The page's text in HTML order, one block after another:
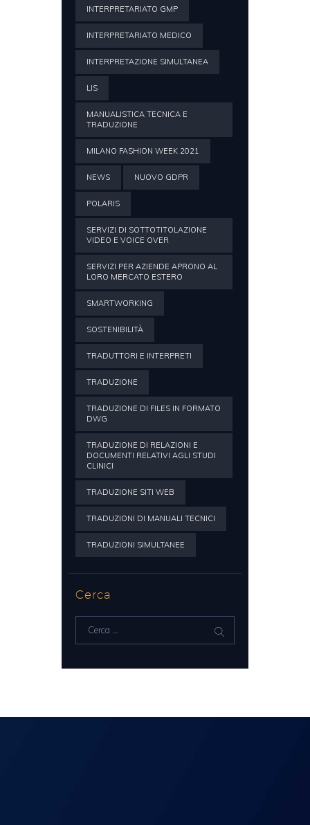
INTERPRETARIATO GMP
INTERPRETARIATO MEDICO
INTERPRETAZIONE SIMULTANEA
LIS
MANUALISTICA TECNICA E
TRADUZIONE
MILANO FASHION WEEK 2021
NEWS NUOVO GDPR
POLARIS
SERVIZI DI SOTTOTITOLAZIONE
VIDEO E VOICE OVER
SERVIZI PER AZIENDE APRONO AL
LORO MERCATO ESTERO
SMARTWORKING
SOSTENIBILITÀ
TRADUTTORI E INTERPRETI
TRADUZIONE
TRADUZIONE DI FILES IN FORMATO
DWG
TRADUZIONE DI RELAZIONI E
DOCUMENTI RELATIVI AGLI STUDI
CLINICI
TRADUZIONE SITI WEB
TRADUZIONI DI MANUALI TECNICI
TRADUZIONI SIMULTANEE
Cerca
per: